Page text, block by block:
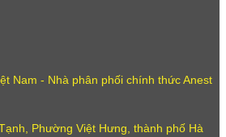
Nam - Nhà phân phối chính thức Anest
Phường Việt Hưng, thành phố Hà